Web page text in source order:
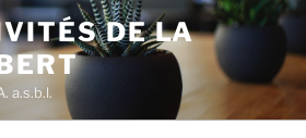
DE LA
a.s.b.l.